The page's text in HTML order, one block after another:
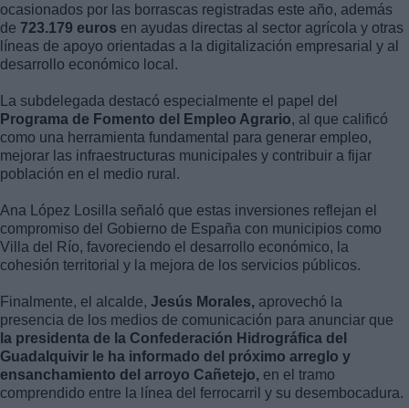
ocasionados por las borrascas registradas este año, además
de 723.179 euros en ayudas directas al sector agrícola y otras
líneas de apoyo orientadas a la digitalización empresarial y al
desarrollo económico local.
La subdelegada destacó especialmente el papel del
Programa de Fomento del Empleo Agrario, al que calificó
como una herramienta fundamental para generar empleo,
mejorar las infraestructuras municipales y contribuir a fijar
población en el medio rural.
Ana López Losilla señaló que estas inversiones reflejan el
compromiso del Gobierno de España con municipios como
Villa del Río, favoreciendo el desarrollo económico, la
cohesión territorial y la mejora de los servicios públicos.
Finalmente, el alcalde, Jesús Morales, aprovechó la
presencia de los medios de comunicación para anunciar que
la presidenta de la Confederación Hidrográfica del
Guadalquivir le ha informado del próximo arreglo y
ensanchamiento del arroyo Cañetejo, en el tramo
comprendido entre la línea del ferrocarril y su desembocadura.